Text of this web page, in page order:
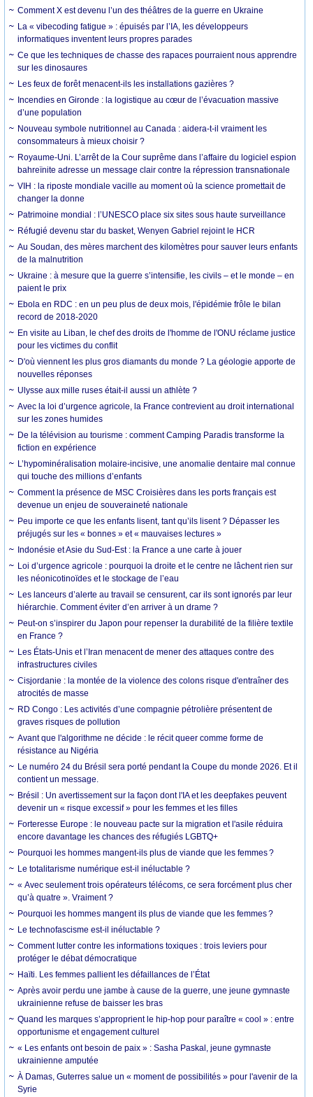
Comment X est devenu l’un des théâtres de la guerre en Ukraine
La « vibecoding fatigue » : épuisés par l’IA, les développeurs
informatiques inventent leurs propres parades
Ce que les techniques de chasse des rapaces pourraient nous apprendre
sur les dinosaures
Les feux de forêt menacent-ils les installations gazières ?
Incendies en Gironde : la logistique au cœur de l’évacuation massive
d’une population
Nouveau symbole nutritionnel au Canada : aidera-t-il vraiment les
consommateurs à mieux choisir ?
Royaume-Uni. L’arrêt de la Cour suprême dans l’affaire du logiciel espion
bahreïnite adresse un message clair contre la répression transnationale
VIH : la riposte mondiale vacille au moment où la science promettait de
changer la donne
Patrimoine mondial : l’UNESCO place six sites sous haute surveillance
Réfugié devenu star du basket, Wenyen Gabriel rejoint le HCR
Au Soudan, des mères marchent des kilomètres pour sauver leurs enfants
de la malnutrition
Ukraine : à mesure que la guerre s’intensifie, les civils – et le monde – en
paient le prix
Ebola en RDC : en un peu plus de deux mois, l'épidémie frôle le bilan
record de 2018-2020
En visite au Liban, le chef des droits de l'homme de l'ONU réclame justice
pour les victimes du conflit
D'où viennent les plus gros diamants du monde ? La géologie apporte de
nouvelles réponses
Ulysse aux mille ruses était-il aussi un athlète ?
Avec la loi d’urgence agricole, la France contrevient au droit international
sur les zones humides
De la télévision au tourisme : comment Camping Paradis transforme la
fiction en expérience
L’hypominéralisation molaire-incisive, une anomalie dentaire mal connue
qui touche des millions d’enfants
Comment la présence de MSC Croisières dans les ports français est
devenue un enjeu de souveraineté nationale
Peu importe ce que les enfants lisent, tant qu’ils lisent ? Dépasser les
préjugés sur les « bonnes » et « mauvaises lectures »
Indonésie et Asie du Sud-Est : la France a une carte à jouer
Loi d’urgence agricole : pourquoi la droite et le centre ne lâchent rien sur
les néonicotinoïdes et le stockage de l’eau
Les lanceurs d’alerte au travail se censurent, car ils sont ignorés par leur
hiérarchie. Comment éviter d’en arriver à un drame ?
Peut-on s’inspirer du Japon pour repenser la durabilité de la filière textile
en France ?
Les États-Unis et l’Iran menacent de mener des attaques contre des
infrastructures civiles
Cisjordanie : la montée de la violence des colons risque d'entraîner des
atrocités de masse
RD Congo : Les activités d’une compagnie pétrolière présentent de
graves risques de pollution
Avant que l'algorithme ne décide : le récit queer comme forme de
résistance au Nigéria
Le numéro 24 du Brésil sera porté pendant la Coupe du monde 2026. Et il
contient un message.
Brésil : Un avertissement sur la façon dont l'IA et les deepfakes peuvent
devenir un « risque excessif » pour les femmes et les filles
Forteresse Europe : le nouveau pacte sur la migration et l'asile réduira
encore davantage les chances des réfugiés LGBTQ+
Pourquoi les hommes mangent-ils plus de viande que les femmes ?
Le totalitarisme numérique est-il inéluctable ?
« Avec seulement trois opérateurs télécoms, ce sera forcément plus cher
qu’à quatre ». Vraiment ?
Pourquoi les hommes mangent ils plus de viande que les femmes ?
Le technofascisme est-il inéluctable ?
Comment lutter contre les informations toxiques : trois leviers pour
protéger le débat démocratique
Haïti. Les femmes pallient les défaillances de l’État
Après avoir perdu une jambe à cause de la guerre, une jeune gymnaste
ukrainienne refuse de baisser les bras
Quand les marques s’approprient le hip-hop pour paraître « cool » : entre
opportunisme et engagement culturel
« Les enfants ont besoin de paix » : Sasha Paskal, jeune gymnaste
ukrainienne amputée
À Damas, Guterres salue un « moment de possibilités » pour l'avenir de la
Syrie